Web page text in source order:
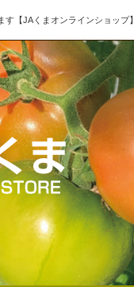
【JAくまオンラインショップ】